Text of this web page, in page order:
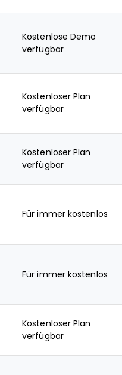
Kostenlose Demo
verfügbar
Kostenloser Plan
verfügbar
Kostenloser Plan
verfügbar
Für immer kostenlos
Für immer kostenlos
Kostenloser Plan
verfügbar